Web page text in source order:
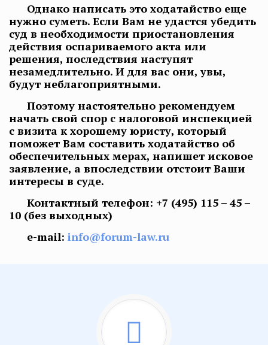
Однако написать это ходатайство еще
нужно суметь. Если Вам не удастся убедить
суд в необходимости приостановления
действия оспариваемого акта или
решения, последствия наступят
незамедлительно. И для вас они, увы,
будут неблагоприятными.
Поэтому настоятельно рекомендуем
начать свой спор с налоговой инспекцией
с визита к хорошему юристу, который
поможет Вам составить ходатайство об
обеспечительных мерах, напишет исковое
заявление, а впоследствии отстоит Ваши
интересы в суде.
Контактный телефон: +7 (495) 115 – 45 –
10 (без выходных)
e-mail: info@forum-law.ru